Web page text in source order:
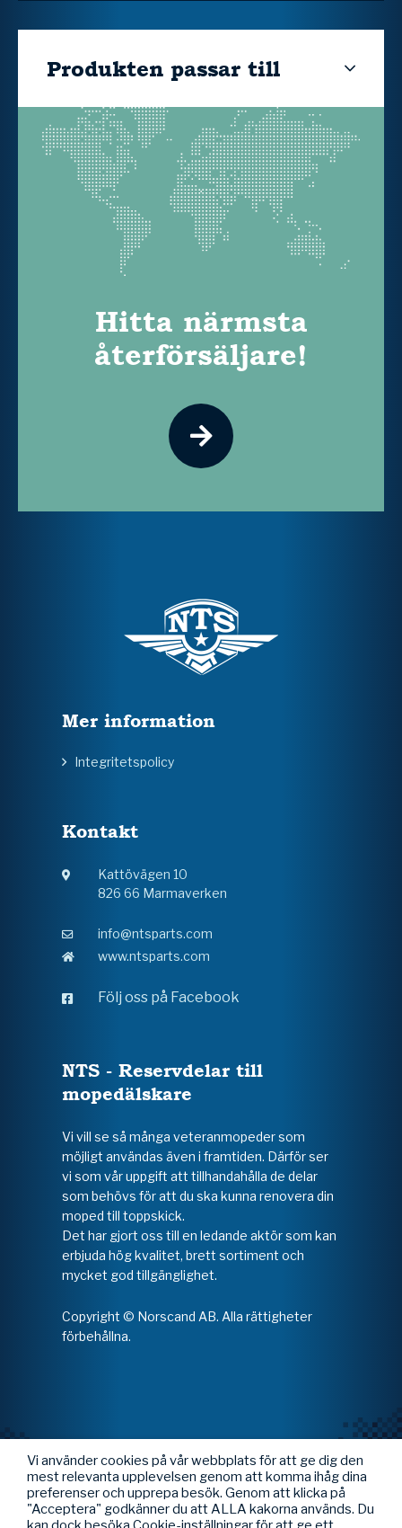
Produkten passar till
Hitta närmsta
återförsäljare!
Mer information
Integritetspolicy
Kontakt
Kattövägen 10
826 66 Marmaverken
info@ntsparts.com
www.ntsparts.com
Följ oss på Facebook
NTS - Reservdelar till
mopedälskare
Vi vill se så många veteranmopeder som
möjligt användas även i framtiden. Därför ser
vi som vår uppgift att tillhandahålla de delar
som behövs för att du ska kunna renovera din
moped till toppskick.
Det har gjort oss till en ledande aktör som kan
erbjuda hög kvalitet, brett sortiment och
mycket god tillgänglighet.
Copyright © Norscand AB. Alla rättigheter
förbehållna.
Vi använder cookies på vår webbplats för att ge dig den
mest relevanta upplevelsen genom att komma ihåg dina
preferenser och upprepa besök. Genom att klicka på
"Acceptera" godkänner du att ALLA kakorna används. Du